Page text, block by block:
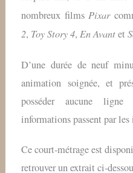
nombreux filmsPixar
2, Toy Story 4,En Avantet
D’une durée de neuf
animation soignée, et
posséder aucune
informations passent par
Ce court-métrage est
retrouver un extrait ci-